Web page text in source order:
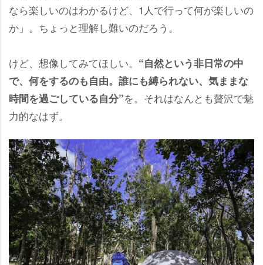
なら楽しいのはわかるけど、1人で行って何が楽しいの
か」。ちょっと理解し難いのだろう。
けど、想像してみてほしい。 “自然という非日常の中
で、何をするのも自由。誰にも縛られない、気ままな
時間を過ごしている自分”を。それはなんとも贅沢で魅
力的なはず。